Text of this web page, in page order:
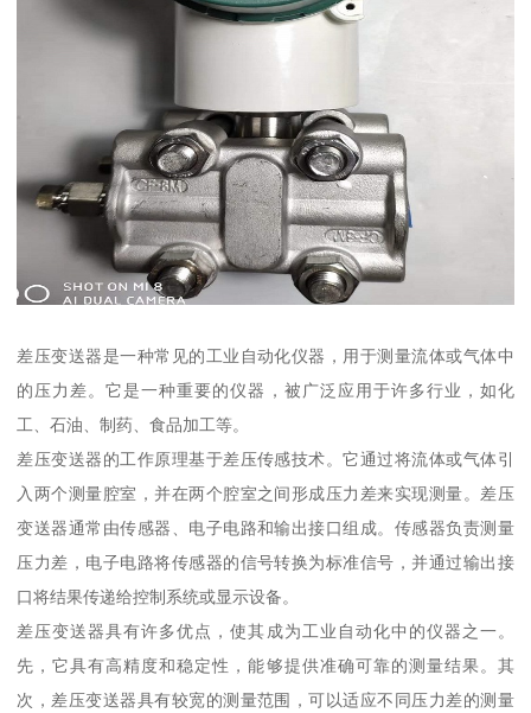
差压变送器是一种常见的工业自动化仪器，用于测量流体或气体中
的压力差。它是一种重要的仪器，被广泛应用于许多行业，如化
工、石油、制药、食品加工等。
差压变送器的工作原理基于差压传感技术。它通过将流体或气体引
入两个测量腔室，并在两个腔室之间形成压力差来实现测量。差压
变送器通常由传感器、电子电路和输出接口组成。传感器负责测量
压力差，电子电路将传感器的信号转换为标准信号，并通过输出接
口将结果传递给控制系统或显示设备。
差压变送器具有许多优点，使其成为工业自动化中的仪器之一。
先，它具有高精度和稳定性，能够提供准确可靠的测量结果。其
次，差压变送器具有较宽的测量范围，可以适应不同压力差的测量